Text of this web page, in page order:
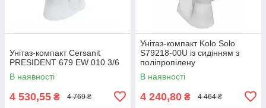
Унітаз-компакт Cersanit
PRESIDENT 679 EW 010 3/6
В наявності
4 530,55 ₴ 4 769 ₴
Унітаз-компакт Kolo Solo
S79218-00U із сидінням з
поліпропілену
горизонтальний випуск
В наявності
4 240,80 ₴ 4 464 ₴